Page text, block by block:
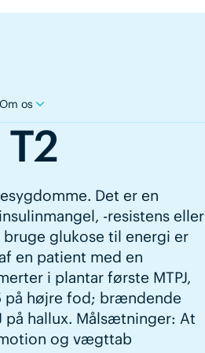
os
Det er en
-resistens eller
glukose til energi er
en patient med en
i plantar første MTPJ,
på højre fod; brændende
hallux. Målsætninger: At
og vægttab